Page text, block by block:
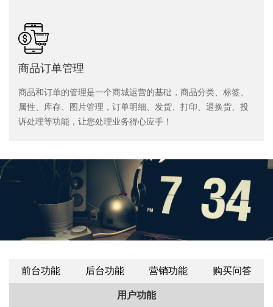
商品订单管理
商品和订单的管理是一个商城运营的基础，商品分类、标签、
属性、库存、图片管理，订单明细、发货、打印、退换货、投
诉处理等功能，让您处理业务得心应手！
前台功能 后台功能 营销功能 购买问答
用户功能